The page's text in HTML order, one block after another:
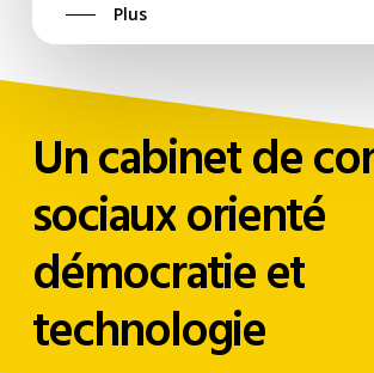
Plus
Uncabinetde
sociauxorienté
démocratieet
technologie